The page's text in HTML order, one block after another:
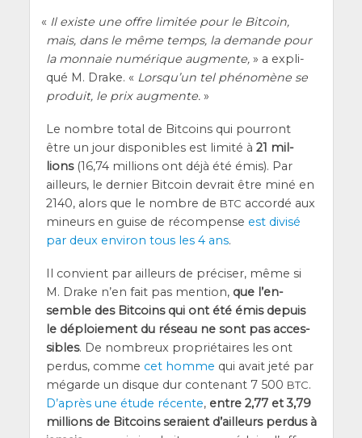
« Il existe une offre limi­tée pour le Bit­coin,
mais, dans le même temps, la demande pour
la mon­naie numé­rique aug­mente,» a expli­
qué M. Drake. « Lors­qu’un tel phé­no­mène se
pro­duit, le prix aug­mente.»
Le nombre total de Bit­coins qui pour­ront
être un jour dis­po­nibles est limi­té à 21 mil­
lions(16,74 mil­lions ont déjà été émis). Par
ailleurs, le der­nier Bit­coin devrait être miné en
2140, alors que le nombre de BTC accor­dé aux
mineurs en guise de récom­pense est divi­sé
par deux envi­ron tous les 4 ans.
Il convient par ailleurs de pré­ci­ser, même si
M. Drake n’en fait pas men­tion, que l’en­
semble des Bit­coins qui ont été émis depuis
le déploie­ment du réseau ne sont pas acces­
sibles. De nom­breux pro­prié­taires les ont
per­dus, comme cet homme qui avait jeté par
mégarde un disque dur conte­nant 7 500 BTC.
D’a­près une étude récente, entre 2,77 et 3,79
mil­lions de Bit­coins seraient d’ailleurs per­dus à